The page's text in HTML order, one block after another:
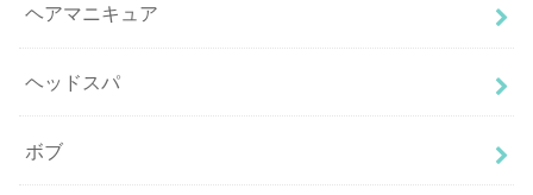
ヘアマニキュア
ヘッドスパ
ボブ